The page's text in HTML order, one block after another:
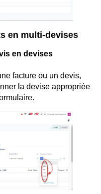
en multi-devises
en devises
facture ou un devis,
la devise appropriée